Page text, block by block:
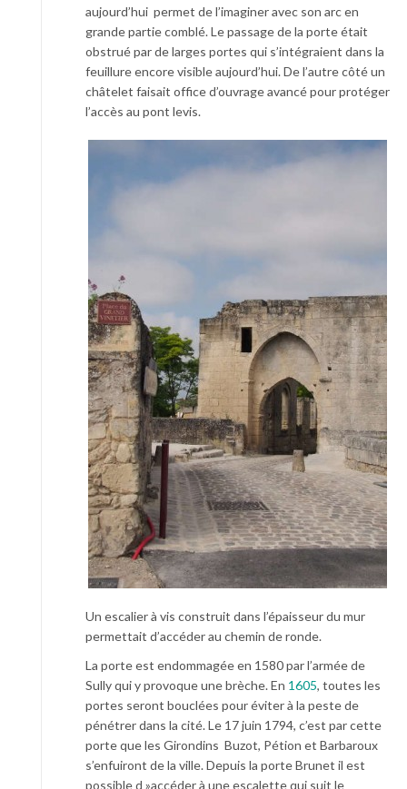
aujourd’hui permet de l’imaginer avec son arc en
grande partie comblé. Le passage de la porte était
obstrué par de larges portes qui s’intégraient dans la
feuillure encore visible aujourd’hui. De l’autre côté un
châtelet faisait office d’ouvrage avancé pour protéger
l’accès au pont levis.
Un escalier à vis construit dans l’épaisseur du mur
permettait d’accéder au chemin de ronde.
La porte est endommagée en 1580 par l’armée de
Sully qui y provoque une brèche. En 1605, toutes les
portes seront bouclées pour éviter à la peste de
pénétrer dans la cité. Le 17 juin 1794, c’est par cette
porte que les Girondins Buzot, Pétion et Barbaroux
s’enfuiront de la ville. Depuis la porte Brunet il est
possible d »accéder à une escalette qui suit le